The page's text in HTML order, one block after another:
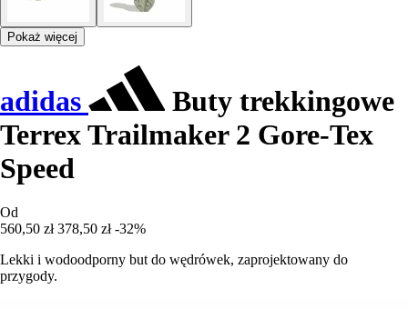
Pokaż więcej
adidas
Buty trekkingowe
Terrex Trailmaker 2 Gore-Tex
Speed
Od
560,50 zł 378,50 zł -32%
Lekki i wodoodporny but do wędrówek, zaprojektowany do
przygody.